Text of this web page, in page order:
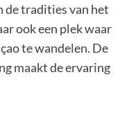
de tradities van het
ook een plek waar
te wandelen. De
maakt de ervaring